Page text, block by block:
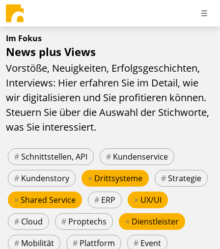
Im Fokus
News plus Views
Vorstöße, Neuigkeiten, Erfolgsgeschichten,
Interviews: Hier erfahren Sie im Detail, wie
wir digitalisieren und Sie profitieren können.
Steuern Sie über die Auswahl der Stichworte,
was Sie interessiert.
#Schnittstellen, API # Kundenservice
# Kundenstory × Drittsysteme #Strategie
× Shared Service # ERP × UX/UI
# Cloud # Proptechs × Dienstleister
# Mobilität # Plattform # Event